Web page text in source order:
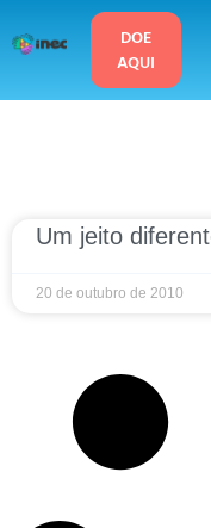
DOE
AQUI
Um jeito
20 de outubro de 2010